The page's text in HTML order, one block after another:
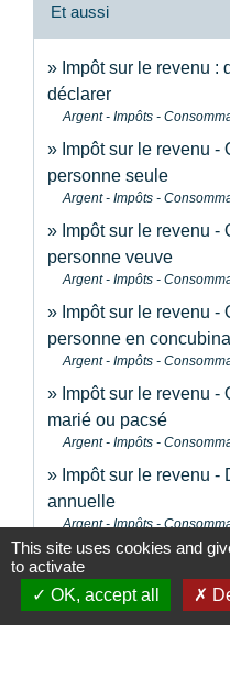
Et aussi
Impôt sur le revenu :
déclarer
Argent - Impôts -
Impôt sur le revenu
personne seule
Argent - Impôts -
Impôt sur le revenu
personne veuve
Argent - Impôts -
Impôt sur le revenu
personne en
Argent - Impôts -
Impôt sur le revenu
marié ou pacsé
Argent - Impôts -
Impôt sur le revenu
annuelle
Argent - Impôts -
Impôt sur le revenu -
situation familiale
Argent - Impôts -
This site uses cookies and
to activate
OK, accept all